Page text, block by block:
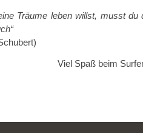
Träume leben willst, musst
Viel Spaß beim